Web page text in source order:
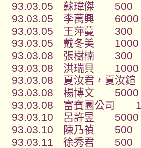
93.03.05 蘇瑋傑 500
93.03.05 李萬興 6000
93.03.05 王萍蔓 300
93.03.05 戴冬美 1000
93.03.08 張樹楠 300
93.03.08 洪瑞貝 1000
93.03.08 夏汝君，夏汝
93.03.08 楊博文 5000
93.03.08 富賓園公司
93.03.10 呂許昱 5000
93.03.10 陳乃禎 500
93.03.11 徐秀君 500